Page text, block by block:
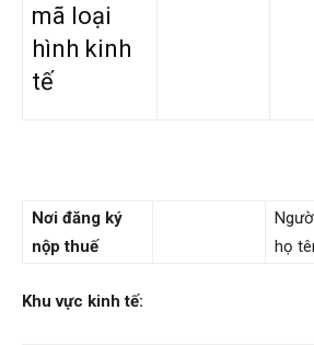
mã loại
hình kinh
tế
Nơi đăng ký
nộp thuế
họ
Khu vực kinh tế: